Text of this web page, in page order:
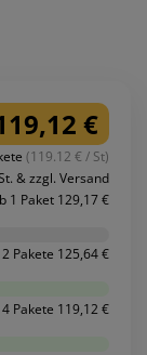
€
(119.12 € / St)
& zzgl. Versand
1 Paket 129,17 €
Pakete 125,64 €
Pakete 119,12 €